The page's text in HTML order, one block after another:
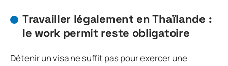
Travailler légalement en Thaïlande :
le work permit reste obligatoire
Détenir un visa ne suffit pas pour exercer une